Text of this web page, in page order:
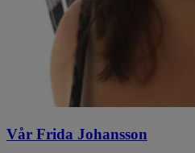
Vår Frida Johansson